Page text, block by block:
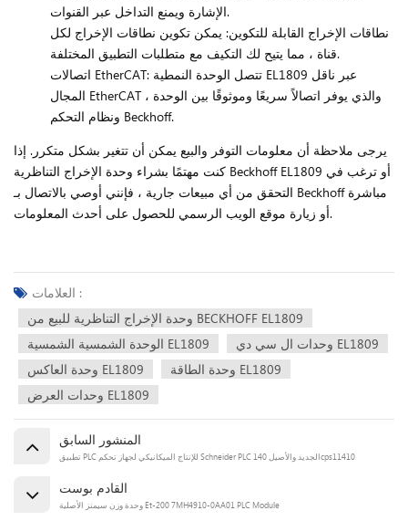
الإشارة ويمنع التداخل عبر القنوات.
نطاقات الإخراج القابلة للتكوين: يمكن تكوين نطاقات الإخراج لكل
قناة ، مما يتيح لك التكيف مع متطلبات التطبيق المختلفة.
اتصالات EtherCAT: تتصل الوحدة النمطية EL1809 عبر ناقل
المجال EtherCAT ، والذي يوفر اتصالاً سريعًا وموثوقًا بين الوحدة
ونظام التحكم Beckhoff.
يرجى ملاحظة أن معلومات التوفر والبيع يمكن أن تتغير بشكل متكرر. إذا
كنت مهتمًا بشراء وحدة الإخراج التناظرية Beckhoff EL1809 أو ترغب في
التحقق من أي مبيعات جارية ، فإنني أوصي بالاتصال بـ Beckhoff مباشرة
أو زيارة موقع الويب الرسمي للحصول على أحدث المعلومات.
العلامات :
وحدة الإخراج التناظرية للبيع من BECKHOFF EL1809
الوحدة الشمسية الشمسية EL1809
وحدات ال سي دي EL1809
وحدة العاكس EL1809
وحدة الطاقة EL1809
وحدات العرض EL1809
المنشور السابق
تطبيق PLC للإنتاج الميكانيكي لجهاز تحكم Schneider PLC الجديد والأصيل 140cps11410
القادم بوست
وحدة وزن سيمنز الأصلية Et-200 7MH4910-0AA01 PLC Module